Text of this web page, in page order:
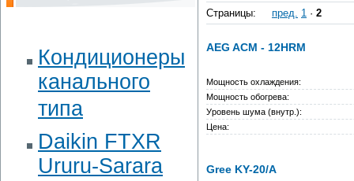
Кондиционеры
канального
типа
Daikin FTXR
Ururu-Sarara
Страницы: пред. 1 · 2
AEG ACM - 12HRM
Мощность охлаждения:
Мощность обогрева:
Уровень шума (внутр.):
Цена:
Gree KY-20/A